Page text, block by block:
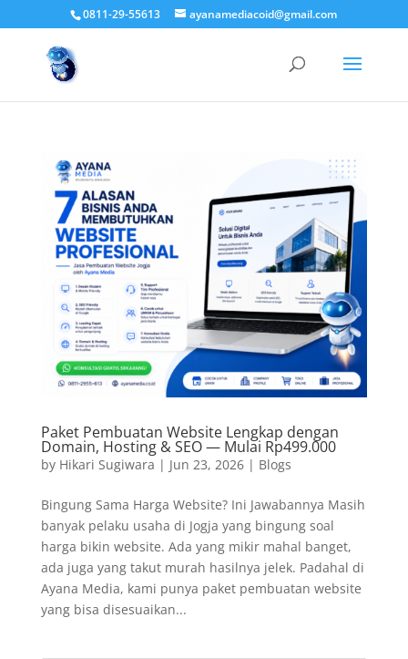
0811-29-55613 ayanamediacoid@gmail.com
Paket Pembuatan Website Lengkap dengan
Domain, Hosting & SEO — Mulai Rp499.000
by Hikari Sugiwara | Jun 23, 2026| Blogs
Bingung Sama Harga Website? Ini Jawabannya Masih
banyak pelaku usaha di Jogja yang bingung soal
harga bikin website. Ada yang mikir mahal banget,
ada juga yang takut murah hasilnya jelek. Padahal di
Ayana Media, kami punya paket pembuatan website
yang bisa disesuaikan...